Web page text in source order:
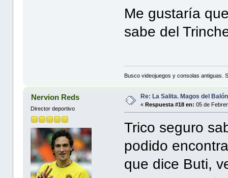
Me gustaría
sabe del
Busco videojuegos y consolas antiguas.
Nervion Reds
Director deportivo
Re: La Salita. Magos del Balón
«Respuesta #18 en: 05 de
Trico seguro
podido
que dice Buti,